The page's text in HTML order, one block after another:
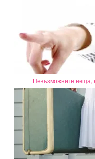
Невъзможните неща,